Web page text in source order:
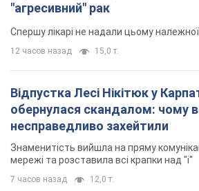
"агресивний" рак
Спершу лікарі не надали цьому
12 часов назад 15,0 т.
Відпустка Лесі Нікітюк у
обернулася скандалом: чому
несправедливо захейтили
Знаменитість вийшла на пряму
мережі та розставила всі крапки над "і"
7 часов назад 12,0 т.